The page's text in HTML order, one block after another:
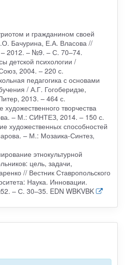
и гражданином своей
Бачурина, Е.А. Власова //
2012. – №9. – С. 70–74.
детской психологии /
2004. – 220 с.
педагогика с основами
/ А.Г. Гогоберидзе,
2013. – 464 с.
художественного творчества
– М.: СИНТЕЗ, 2014. – 150 с.
художественных способностей
– М.: Мозаика-Синтез,
этнокультурной
цель, задачи,
// Вестник Ставропольского
Наука. Инновации.
– С. 30–35. EDN WBKVBK